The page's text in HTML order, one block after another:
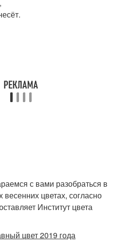
с вами разобраться в
цветах, согласно
Институт цвета
цвет 2019 года